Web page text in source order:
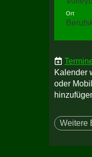
Ort
Kalender
oder
Weitere